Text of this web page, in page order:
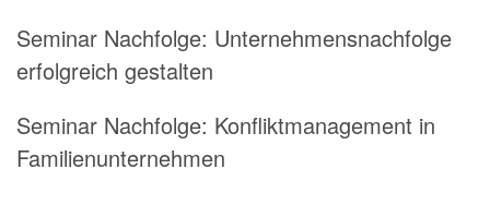
Seminar Nachfolge: Unternehmensnachfolge
erfolgreich gestalten
Seminar Nachfolge: Konfliktmanagement in
Familienunternehmen